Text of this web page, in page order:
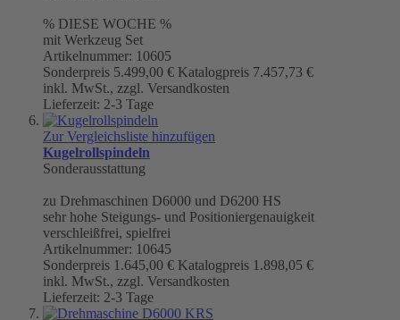
% DIESE WOCHE %
mit Werkzeug Set
Artikelnummer: 10605
Sonderpreis 5.499,00 € Katalogpreis 7.457,73 €
inkl. MwSt., zzgl. Versandkosten
Lieferzeit: 2-3 Tage
Zur Vergleichsliste hinzufügen
Kugelrollspindeln
Sonderausstattung
zu Drehmaschinen D6000 und D6200 HS
sehr hohe Steigungs- und Positioniergenauigkeit
verschleißfrei, spielfrei
Artikelnummer: 10645
Sonderpreis 1.645,00 € Katalogpreis 1.898,05 €
inkl. MwSt., zzgl. Versandkosten
Lieferzeit: 2-3 Tage